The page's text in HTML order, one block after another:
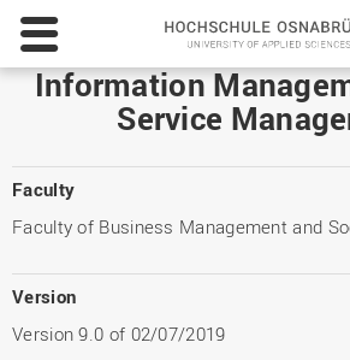
Information
Service
Faculty
Faculty of Business Management and
Version
Version 9.0 of 02/07/2019